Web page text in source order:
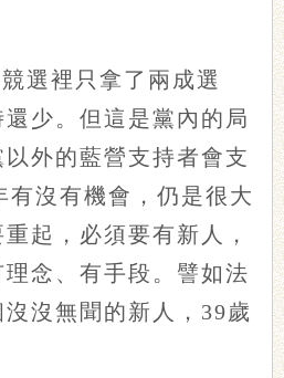
選裡只拿了兩成選
少。但這是黨內的局
外的藍營支持者會支
有沒有機會，仍是很大
起，必須要有新人，
念、有手段。譬如法
沒無聞的新人，39歲